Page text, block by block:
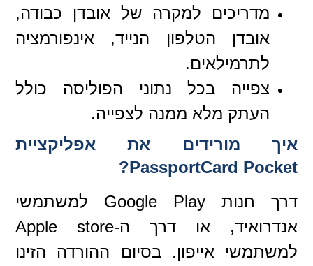
מדריכים למקרה של אובדן כבודה,
אובדן הטלפון הנייד, אינפורמציה
לתרמילאים.
צפייה בכל נתוני הפוליסה כולל
העתק מלא ממנה לצפייה.
איך מורידים את אפליקציית
PassportCard Pocket?
דרך חנות Google Play למשתמשי
אנדרואיד, או דרך ה-Apple store
למשתמשי אייפון. בסיום ההורדה הזינו